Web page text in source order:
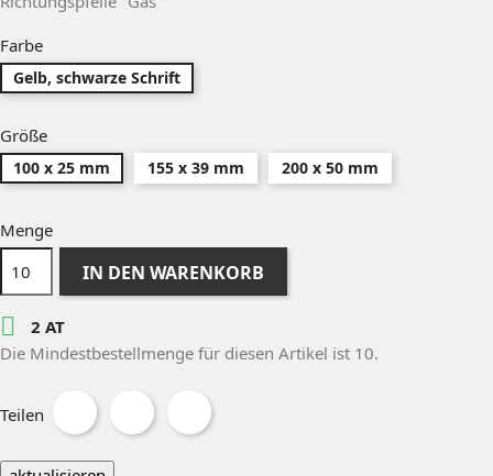
Farbe
Gelb, schwarze Schrift
Größe
100 x 25 mm 155 x 39 mm 200 x 50 mm
Menge
IN DEN WARENKORB

2 AT
Die Mindestbestellmenge für diesen Artikel ist 10.
Teilen